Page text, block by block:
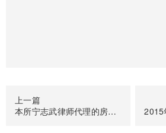
上一篇
本所宁志武律师代理的房屋行政强制拆除一案胜诉